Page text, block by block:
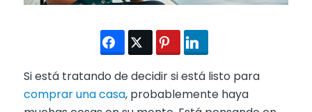
Si está tratando de decidir si está listo para
comprar una casa, probablemente haya